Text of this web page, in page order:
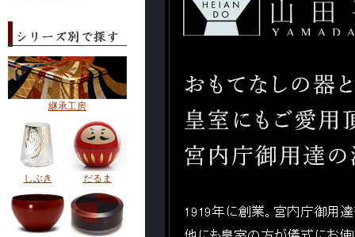
継承工房
しぶき だるま